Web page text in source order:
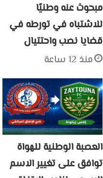
مبحوث عنه وطنيًا
للاشتباه في تورطه في
قضايا نصب واحتتيال
منذ 12 ساعة
العصبة الوطنية للهواة
توافق على تغيير الاسم